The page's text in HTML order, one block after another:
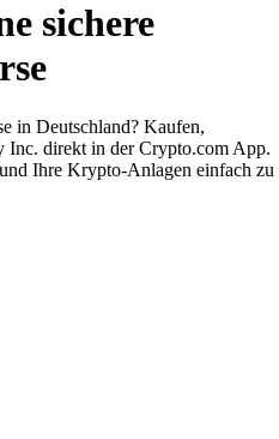
sichere
in Deutschland? Kaufen,
Inc. direkt in der Crypto.com App.
Ihre Krypto-Anlagen einfach zu